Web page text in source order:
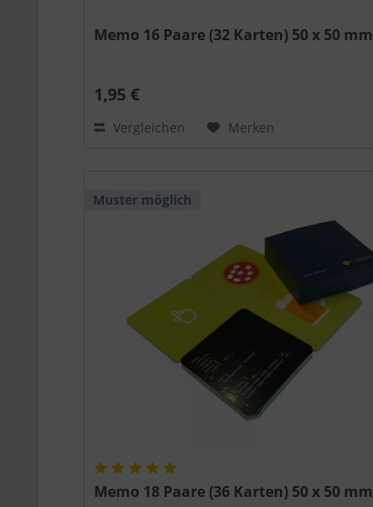
Memo 16 Paare (32 Karten) 50 x 50 mm
1,95 €
Vergleichen Merken
Muster möglich
Memo 18 Paare (36 Karten) 50 x 50 mm